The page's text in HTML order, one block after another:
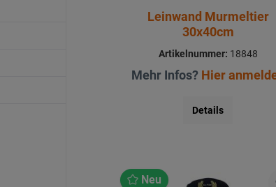
Leinwand Murmeltier
30x40cm
Artikelnummer: 18848
Mehr Infos? Hier
Details
Neu